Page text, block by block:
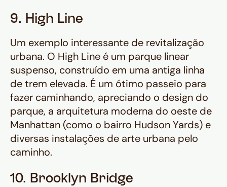
9. High Line
Um exemplo interessante de revitalização
urbana. O High Line é um parque linear
suspenso, construído em uma antiga linha
de trem elevada. É um ótimo passeio para
fazer caminhando, apreciando o design do
parque, a arquitetura moderna do oeste de
Manhattan (como o bairro Hudson Yards) e
diversas instalações de arte urbana pelo
caminho.
10. Brooklyn Bridge